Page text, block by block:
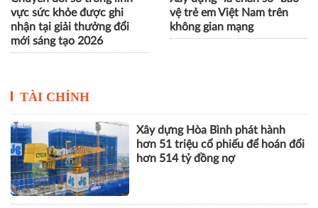
Chuyển đổi số trong lĩnh
nhận tại giải thưởng đổi
mới sáng tạo 2026
không gian mạng
TÀI CHÍNH